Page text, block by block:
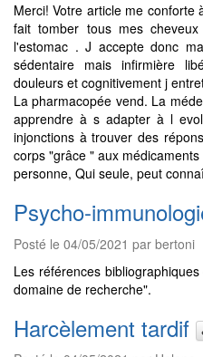
Merci! Votre article me
fait tomber tous mes
l'estomac . J accepte donc
sédentaire mais infirmière
douleurs et cognitivement j
La pharmacopée vend. La
apprendre à s adapter à l
injonctions à trouver des
corps "grâce " aux
personne, Qui seule, peut
Psycho-
Posté le 04/05/2021 par bertoni
Les références
domaine de recherche".
Harcèlement tardif